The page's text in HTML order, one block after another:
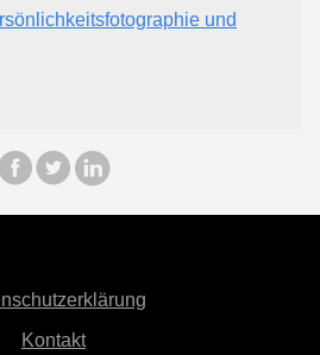
und
Kontakt